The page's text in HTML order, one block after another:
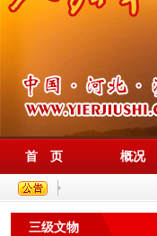
首 页 概况
三级文物